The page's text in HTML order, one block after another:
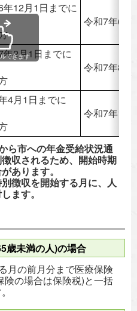
12月1日までに
令和7年6月
2月1日までに
令和7年8月
4月1日までに
令和7年10
できます
ら市への年金受給状況通
収されるため、開始時期
あります。
徴収を開始する月に、人
ます。
歳未満の人)の場合
月の前月分まで医療保険
の場合は保険税)と一括